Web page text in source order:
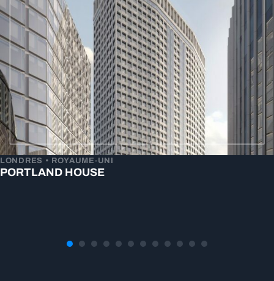
PORTLAND HOUSE
LONDRES • ROYAUME-UNI